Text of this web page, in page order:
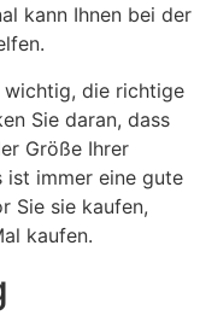
kann Ihnen bei der
wichtig, die richtige
Sie daran, dass
Größe Ihrer
ist immer eine gute
Sie sie kaufen,
kaufen.